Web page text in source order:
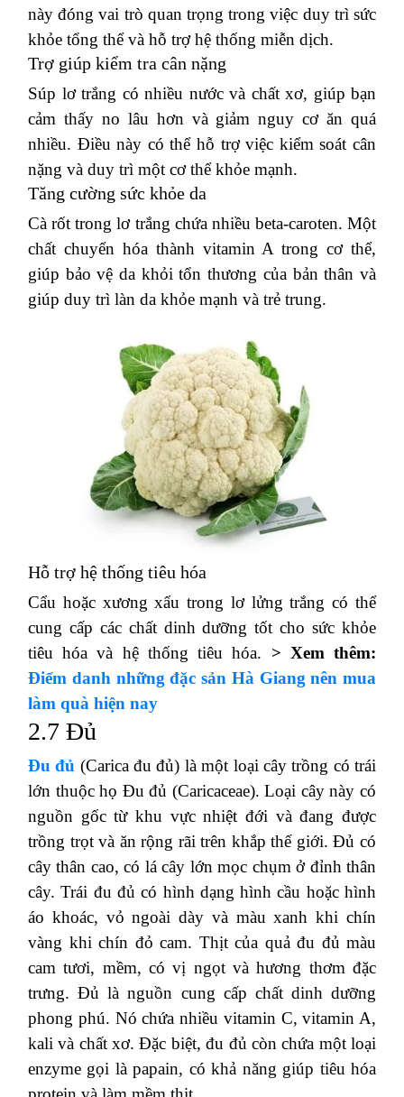
này đóng vai trò quan trọng trong việc duy trì sức
khỏe tổng thể và hỗ trợ hệ thống miễn dịch.
Trợ giúp kiểm tra cân nặng
Súp lơ trắng có nhiều nước và chất xơ, giúp bạn
cảm thấy no lâu hơn và giảm nguy cơ ăn quá
nhiều. Điều này có thể hỗ trợ việc kiểm soát cân
nặng và duy trì một cơ thể khỏe mạnh.
Tăng cường sức khỏe da
Cà rốt trong lơ trắng chứa nhiều beta-caroten. Một
chất chuyển hóa thành vitamin A trong cơ thể,
giúp bảo vệ da khỏi tổn thương của bản thân và
giúp duy trì làn da khỏe mạnh và trẻ trung.
Hỗ trợ hệ thống tiêu hóa
Cẩu hoặc xương xẩu trong lơ lửng trắng có thể
cung cấp các chất dinh dưỡng tốt cho sức khỏe
tiêu hóa và hệ thống tiêu hóa.
> Xem thêm:
Điểm danh những đặc sản Hà Giang nên mua
làm quà hiện nay
2.7 Đủ
Đu đủ (Carica đu đủ) là một loại cây trồng có trái
lớn thuộc họ Đu đủ (Caricaceae).Loại cây này có
nguồn gốc từ khu vực nhiệt đới và đang được
trồng trọt và ăn rộng rãi trên khắp thế giới. Đủ có
cây thân cao, có lá cây lớn mọc chụm ở đỉnh thân
cây.Trái đu đủ có hình dạng hình cầu hoặc hình
áo khoác, vỏ ngoài dày và màu xanh khi chín
vàng khi chín đỏ cam. Thịt của quả đu đủ màu
cam tươi, mềm, có vị ngọt và hương thơm đặc
trưng. Đủ là nguồn cung cấp chất dinh dưỡng
phong phú. Nó chứa nhiều vitamin C, vitamin A,
kali và chất xơ.Đặc biệt, đu đủ còn chứa một loại
enzyme gọi là papain, có khả năng giúp tiêu hóa